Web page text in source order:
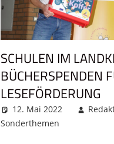
SCHULEN IM
BÜCHERSPENDEN
LESEFÖRDERUNG
12. Mai 2022
Sonderthemen